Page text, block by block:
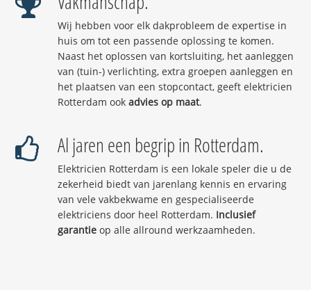
Wij hebben voor elk dakprobleem de expertise in
huis om tot een passende oplossing te komen.
Naast het oplossen van kortsluiting, het aanleggen
van (tuin-) verlichting, extra groepen aanleggen en
het plaatsen van een stopcontact, geeft elektricien
Rotterdam ook advies op maat.
Al jaren een begrip in Rotterdam.
Elektricien Rotterdam is een lokale speler die u de
zekerheid biedt van jarenlang kennis en ervaring
van vele vakbekwame en gespecialiseerde
elektriciens door heel Rotterdam. Inclusief
garantieop alle allround werkzaamheden.